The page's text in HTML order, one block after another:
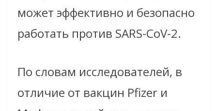
может эффективно и безопасно
работать против SARS-CoV-2.
По словам исследователей, в
отличие от вакцин Pfizer и